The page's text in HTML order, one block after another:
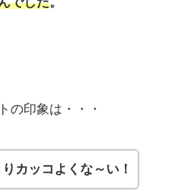
の印象は・・・
カッコよくな～い！